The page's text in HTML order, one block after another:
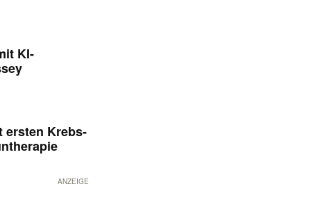
KI-
ersten Krebs-
ANZEIGE